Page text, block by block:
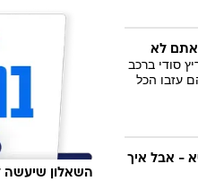
אתם לא
סודי ברכב
עזבו הכל
- אבל איך
השאלון שיעשה